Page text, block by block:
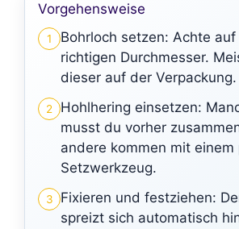
Vorgehensweise
1
Bohrloch setzen: Achte auf
richtigen Durchmesser.
dieser auf der Verpackung.
2
Hohlhering einsetzen:
musst du vorher
andere kommen mit einem
Setzwerkzeug.
3
Fixieren und festziehen:
spreizt sich automatisch